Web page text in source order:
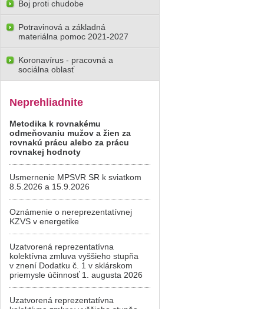
Boj proti chudobe
Potravinová a základná
materiálna pomoc 2021-2027
Koronavírus - pracovná a
sociálna oblasť
Neprehliadnite
Metodika k rovnakému
odmeňovaniu mužov a žien za
rovnakú prácu alebo za prácu
rovnakej hodnoty
Usmernenie MPSVR SR k sviatkom
8.5.2026 a 15.9.2026
Oznámenie o nereprezentatívnej
KZVS v energetike
Uzatvorená reprezentatívna
kolektívna zmluva vyššieho stupňa
v znení Dodatku č. 1 v sklárskom
priemysle účinnosť 1. augusta 2026
Uzatvorená reprezentatívna